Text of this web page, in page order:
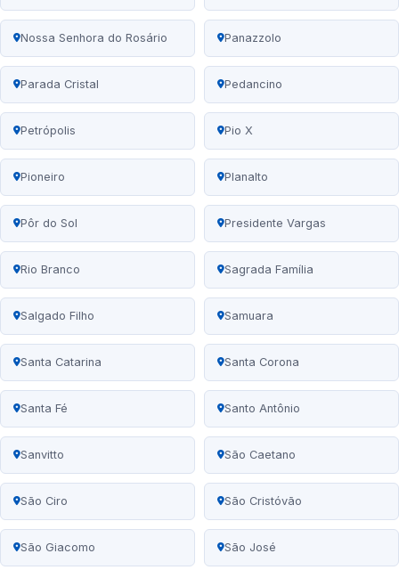
Nossa Senhora do Rosário Panazzolo
Parada Cristal Pedancino
Petrópolis Pio X
Pioneiro Planalto
Pôr do Sol Presidente Vargas
Rio Branco Sagrada Família
Salgado Filho Samuara
Santa Catarina Santa Corona
Santa Fé Santo Antônio
Sanvitto São Caetano
São Ciro São Cristóvão
São Giacomo São José